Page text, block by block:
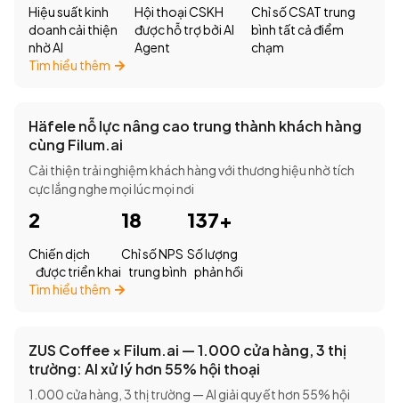
Hiệu suất kinh
doanh cải thiện
nhờ AI
Hội thoại CSKH
được hỗ trợ bởi AI
Agent
Chỉ số CSAT trung
bình tất cả điểm
chạm
Tìm hiểu thêm
Häfele nỗ lực nâng cao trung thành khách hàng
cùng Filum.ai
Cải thiện trải nghiệm khách hàng với thương hiệu nhờ tích
cực lắng nghe mọi lúc mọi nơi
2
Chiến dịch
được triển khai
18
Chỉ số NPS
trung bình
137+
Số lượng
phản hồi
Tìm hiểu thêm
ZUS Coffee × Filum.ai — 1.000 cửa hàng, 3 thị
trường: AI xử lý hơn 55% hội thoại
1.000 cửa hàng, 3 thị trường — AI giải quyết hơn 55% hội